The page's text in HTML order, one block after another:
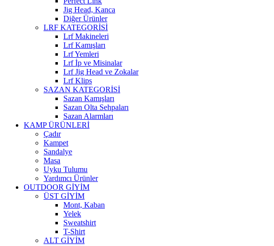
Jig Head, Kanca
Diğer Ürünler
LRF KATEGORİSİ
Lrf Makineleri
Lrf Kamışları
Lrf Yemleri
Lrf İp ve Misinalar
Lrf Jig Head ve Zokalar
Lrf Klips
SAZAN KATEGORİSİ
Sazan Kamışları
Sazan Olta Sehpaları
Sazan Alarmları
KAMP ÜRÜNLERİ
Çadır
Kampet
Sandalye
Masa
Uyku Tulumu
Yardımcı Ürünler
OUTDOOR GİYİM
ÜST GİYİM
Mont, Kaban
Yelek
Sweatshirt
T-Shirt
ALT GİYİM